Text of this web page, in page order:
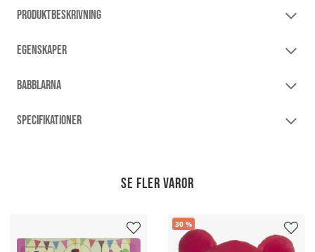
PRODUKTBESKRIVNING
EGENSKAPER
BABBLARNA
SPECIFIKATIONER
Se fler varor
30